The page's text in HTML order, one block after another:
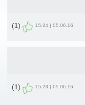
05.06.16 | 15:24
(1)
05.06.16 | 15:23
(1)